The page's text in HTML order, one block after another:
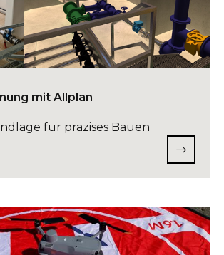
mit Allplan
für präzises Bauen